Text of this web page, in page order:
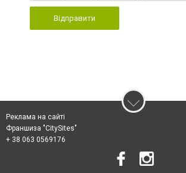
Відправити
Реклама на сайті
Франшиза "CitySites"
+ 38 063 0569176